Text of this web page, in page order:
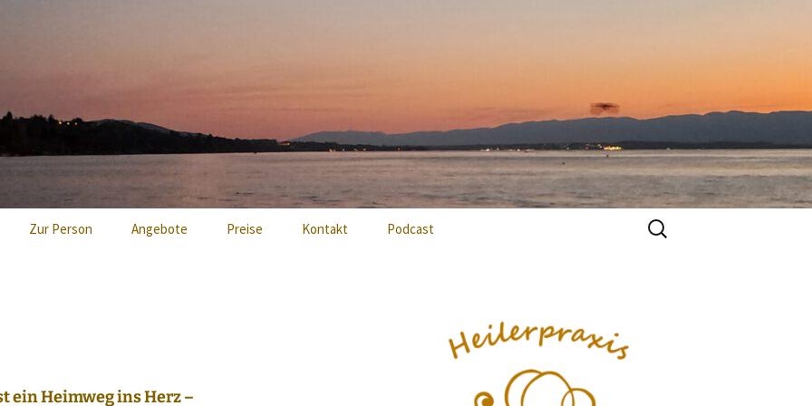
Mayan
Zur Person Angebote Preise Kontakt Podcast
Suchen
nach:
ein Heimweg ins Herz –